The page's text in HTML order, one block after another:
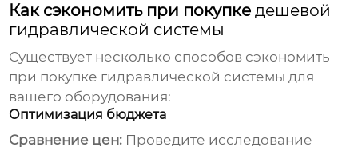
Как сэкономить при покупкедешевой
гидравлической системы
Существует несколько способов сэкономить
при покупке гидравлической системы для
вашего оборудования:
Оптимизация бюджета
Сравнение цен: Проведите исследование